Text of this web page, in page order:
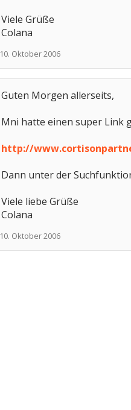
Viele Grüße
Colana
10. Oktober 2006
Guten Morgen allerseits,
Mni hatte einen super Link
http://
Dann unter der
Viele liebe Grüße
Colana
10. Oktober 2006